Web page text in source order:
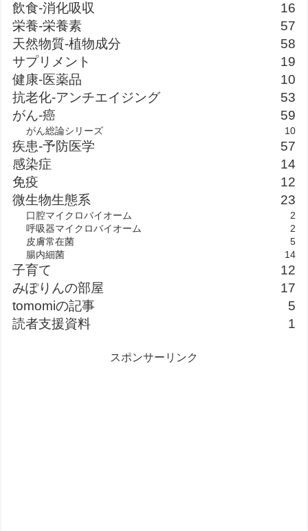
飲食-消化吸収
16
栄養-栄養素
57
天然物質-植物成分
58
サプリメント
19
健康-医薬品
10
抗老化-アンチエイジング
53
がん-癌
59
がん総論シリーズ 10
疾患-予防医学
57
感染症
14
免疫
12
微生物生態系
23
口腔マイクロバイオーム
2
呼吸器マイクロバイオーム
2
皮膚常在菌
5
腸内細菌
14
子育て
12
みぽりんの部屋
17
tomomiの記事
5
読者支援資料
1
スポンサーリンク